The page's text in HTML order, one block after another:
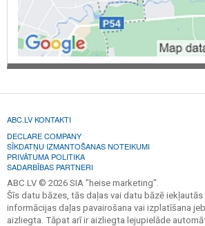
ABC.LV KONTAKTI
DECLARE COMPANY
SĪKDATŅU IZMANTOŠANAS NOTEIKUMI
PRIVĀTUMA POLITIKA
SADARBĪBAS PARTNERI
ABC.LV © 2026 SIA "heise marketing".
Šīs datu bāzes, tās daļas vai datu bāzē
informācijas daļas pavairošana vai izplatīšana
aizliegta. Tāpat arī ir aizliegta lejupielāde